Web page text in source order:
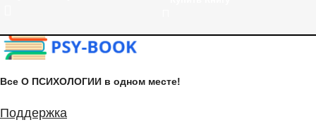
Все О ПСИХОЛОГИИ в одном месте!
Поддержка